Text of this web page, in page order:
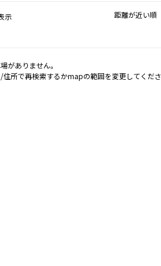
示 距離が近い順
がありません。
住所で再検索するかmapの範囲を変更してくださ